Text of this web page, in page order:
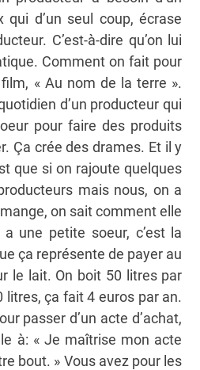
d’un seul coup, écrase
C’est-à-dire qu’on lui
Comment on fait pour
« Au nom de la terre ».
d’un producteur qui
pour faire des produits
Ça crée des drames. Et il y
que si on rajoute quelques
mais nous, on a
on sait comment elle
une petite soeur, c’est la
ça représente de payer au
le lait. On boit 50 litres par
ça fait 4 euros par an.
passer d’un acte d’achat,
à: « Je maîtrise mon acte
bout. » Vous avez pour les